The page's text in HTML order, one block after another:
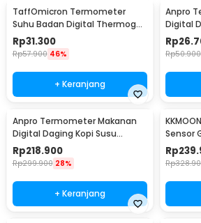
TaffOmicron Termometer
Suhu Badan Digital Thermogun
Infrared Memory - AD801
Rp31.300
Rp57.900 46%
+ Keranjang
Anpro
Digital
Foldable
Rp
Rp50.900
Anpro Termometer Makanan
Digital Daging Kopi Susu
Wireless 2 Probe - KN6008-2
Rp218.900
Rp299.900 28%
+ Keranjang
Sensor
HCHO
Rp
Rp